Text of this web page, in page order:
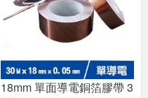
18mm 單面導電銅箔膠帶 3